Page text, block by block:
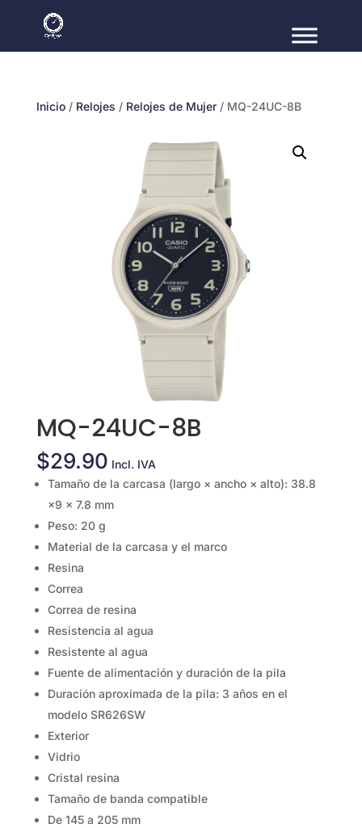
Inicio/ Relojes / Relojes de Mujer/ MQ-24UC-8B
MQ-24UC-8B
$29.90 Incl. IVA
Tamaño de la carcasa (largo × ancho × alto): 38.8
×9 × 7.8 mm
Peso: 20 g
Material de la carcasa y el marco
Resina
Correa
Correa de resina
Resistencia al agua
Resistente al agua
Fuente de alimentación y duración de la pila
Duración aproximada de la pila: 3 años en el
modelo SR626SW
Exterior
Vidrio
Cristal resina
Tamaño de banda compatible
De 145 a 205 mm